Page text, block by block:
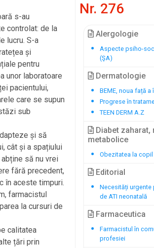
s-au
controlat: de la
lucru. S-a
și
pentru
unor laboratoare
pacientului,
care se supun
sub
și să
cât și a spațiului
să nu vrei
fără precedent,
în aceste timpuri.
farmacistul
la cursuri de
calitatea
țări prin
Nr. 276
Alergologie
Aspecte psiho-
(ŞA)
Dermatologie
BEME, noua față
Progrese în
TEEN DERM A.Z
Diabet
metabolice
Obezitatea la copil
Editorial
Necesități urgente
de ATI neonatală
Farmaceutica
Farmacistul în
profesiei